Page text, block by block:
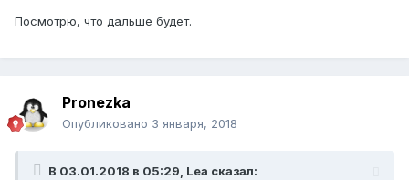
Посмотрю, что дальше будет.
Pronezka
Опубликовано 3 января, 2018
В 03.01.2018 в 05:29, Lea сказал: